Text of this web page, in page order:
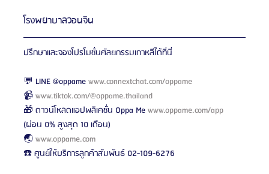
โรงพยาบาลวอนจิน
ปรึกษาและจองโปรโมชั่นศัลยกรรมเกาหลีได้ที่นี่
💬 LINE @oppame www.connextchat.com/oppame
📹 www.tiktok.com/@oppame.thailand
🎁 ดาวน์โหลดแอปพลิเคชั่น Oppa Me www.oppame.com/app
(ผ่อน 0% สูงสุด 10 เดือน)
🌏 www.oppame.com
☎️ ศูนย์ให้บริการลูกค้าสัมพันธ์ 02-109-6276